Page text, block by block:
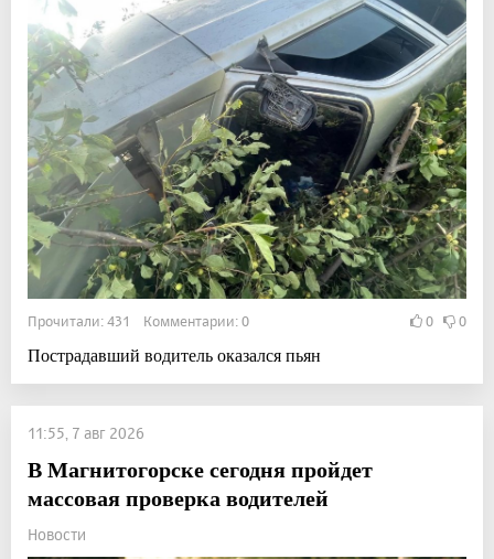
Прочитали: 431 Комментарии: 0 0 0
Пострадавший водитель оказался пьян
11:55, 7 авг 2026
В Магнитогорске сегодня пройдет
массовая проверка водителей
Новости